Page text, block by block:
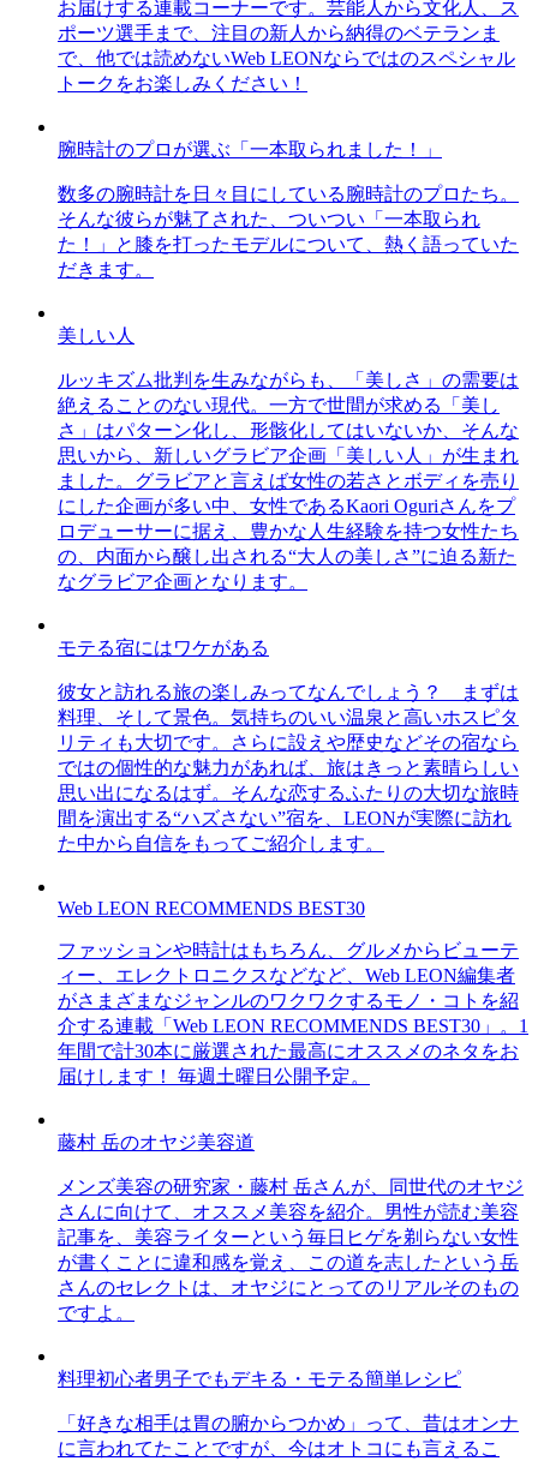
お届けする連載コーナーです。芸能人から文化人、ス
ポーツ選手まで、注目の新人から納得のベテランま
で、他では読めないWeb LEONならではのスペシャル
トークをお楽しみください！
腕時計のプロが選ぶ「一本取られました！」
数多の腕時計を日々目にしている腕時計のプロたち。
そんな彼らが魅了された、ついつい「一本取られ
た！」と膝を打ったモデルについて、熱く語っていた
だきます。
美しい人
ルッキズム批判を生みながらも、「美しさ」の需要は
絶えることのない現代。一方で世間が求める「美し
さ」はパターン化し、形骸化してはいないか、そんな
思いから、新しいグラビア企画「美しい人」が生まれ
ました。グラビアと言えば女性の若さとボディを売り
にした企画が多い中、女性であるKaori Oguriさんをプ
ロデューサーに据え、豊かな人生経験を持つ女性たち
の、内面から醸し出される“大人の美しさ”に迫る新た
なグラビア企画となります。
モテる宿にはワケがある
彼女と訪れる旅の楽しみってなんでしょう？ まずは
料理、そして景色。気持ちのいい温泉と高いホスピタ
リティも大切です。さらに設えや歴史などその宿なら
ではの個性的な魅力があれば、旅はきっと素晴らしい
思い出になるはず。そんな恋するふたりの大切な旅時
間を演出する“ハズさない”宿を、LEONが実際に訪れ
た中から自信をもってご紹介します。
Web LEON RECOMMENDS BEST30
ファッションや時計はもちろん、グルメからビューテ
ィー、エレクトロニクスなどなど、Web LEON編集者
がさまざまなジャンルのワクワクするモノ・コトを紹
介する連載「Web LEON RECOMMENDS BEST30」。1
年間で計30本に厳選された最高にオススメのネタをお
届けします！ 毎週土曜日公開予定。
藤村 岳のオヤジ美容道
メンズ美容の研究家・藤村 岳さんが、同世代のオヤジ
さんに向けて、オススメ美容を紹介。男性が読む美容
記事を、美容ライターという毎日ヒゲを剃らない女性
が書くことに違和感を覚え、この道を志したという岳
さんのセレクトは、オヤジにとってのリアルそのもの
ですよ。
料理初心者男子でもデキる・モテる簡単レシピ
「好きな相手は胃の腑からつかめ」って、昔はオンナ
に言われてたことですが、今はオトコにも言えるこ